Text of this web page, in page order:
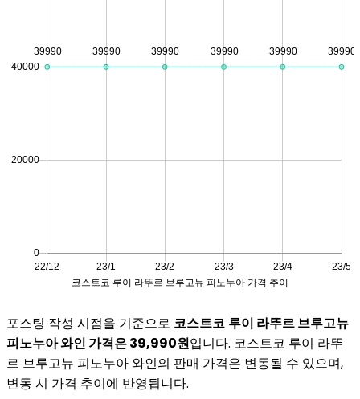
포스팅 작성 시점을 기준으로 코스트코 루이 라뚜르 브루고뉴
피노누아 와인 가격은 39,990원입니다. 코스트코 루이 라뚜
르 브루고뉴 피노누아 와인의 판매 가격은 변동될 수 있으며,
변동 시 가격 추이에 반영됩니다.